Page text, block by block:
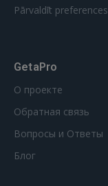
Pārvaldīt preferences
GetaPro
О проекте
Обратная связь
Вопросы и Ответы
Блог